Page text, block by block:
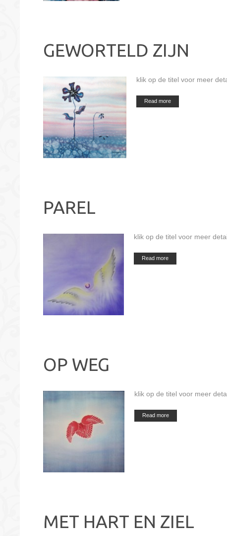
GEWORTELD ZIJN
klik op de titel voor meer
Read more
PAREL
klik op de titel voor meer
Read more
OP WEG
klik op de titel voor meer
Read more
MET HART EN ZIEL